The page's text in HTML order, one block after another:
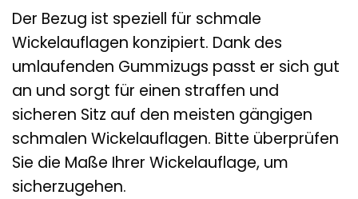
Der Bezug ist speziell für schmale
Wickelauflagen konzipiert. Dank des
umlaufenden Gummizugs passt er sich gut
an und sorgt für einen straffen und
sicheren Sitz auf den meisten gängigen
schmalen Wickelauflagen. Bitte überprüfen
Sie die Maße Ihrer Wickelauflage, um
sicherzugehen.